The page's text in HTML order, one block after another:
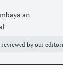
reviewed by our